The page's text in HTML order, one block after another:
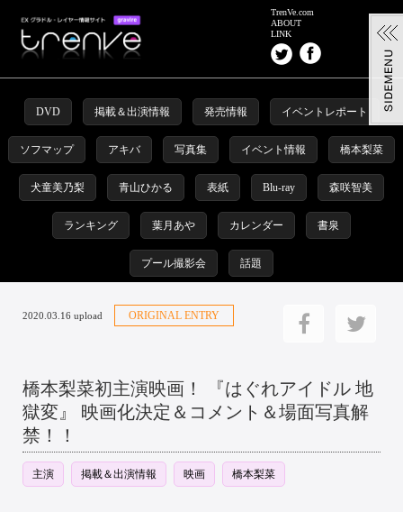
TrenVe.com
ABOUT
LINK
DVD 掲載＆出演情報 発売情報 イベントレポート
ソフマップ アキバ 写真集 イベント情報 橋本梨菜
犬童美乃梨 青山ひかる 表紙 Blu-ray 森咲智美
ランキング 葉月あや カレンダー 書泉
プール撮影会 話題
2020.03.16 upload ORIGINAL ENTRY
橋本梨菜初主演映画！ 『はぐれアイドル 地
獄変』 映画化決定＆コメント＆場面写真解
禁！！
主演 掲載＆出演情報 映画 橋本梨菜